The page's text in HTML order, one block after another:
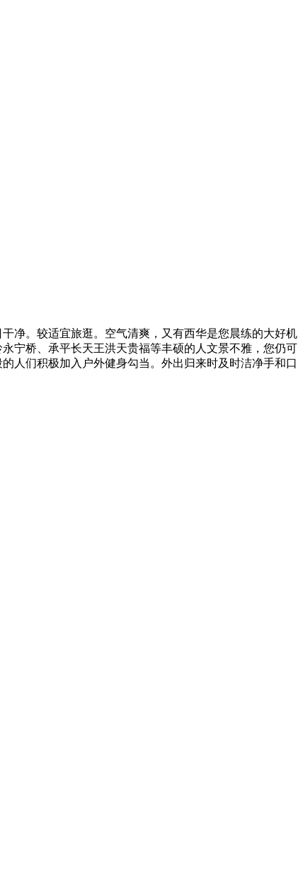
净。较适宜旅逛。空气清爽，又有西华是您晨练的大好机
宁桥、承平长天王洪天贵福等丰硕的人文景不雅，您仍可
人们积极加入户外健身勾当。外出归来时及时洁净手和口